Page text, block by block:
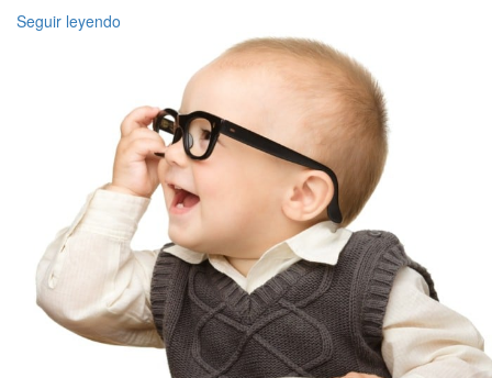
Seguir leyendo